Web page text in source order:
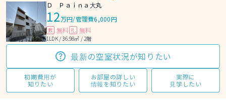
Ｄ Ｐａｉｎａ大丸
12万円/管理費6,000円
敷 無料 礼 無料
1LDK / 36.98㎡ / 2階
最新の空室状況が知りたい
初期費用が
知りたい
お部屋の詳しい
情報を知りたい
実際に
見学したい